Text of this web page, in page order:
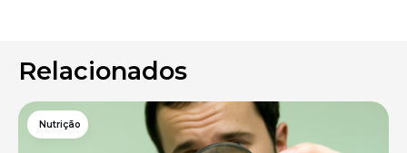
Relacionados
Nutrição